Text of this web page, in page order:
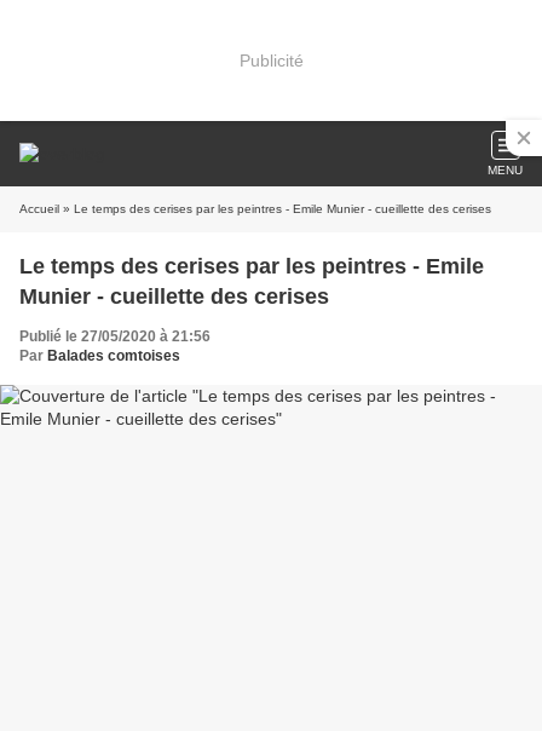
Publicité
MENU
Accueil » Le temps des cerises par les peintres - Emile Munier - cueillette des cerises
Le temps des cerises par les peintres - Emile
Munier - cueillette des cerises
Publié le 27/05/2020 à 21:56
Par Balades comtoises